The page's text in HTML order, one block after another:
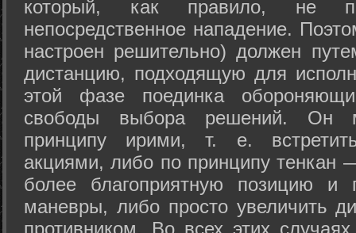
который, как правило, не
непосредственное нападение.
настроен решительно) должен
дистанцию, подходящую для
этой фазе поединка
свободы выбора решений. Он
принципу ирими, т. е.
акциями, либо по принципу тенкан
более благоприятную позицию и
маневры, либо просто увеличить